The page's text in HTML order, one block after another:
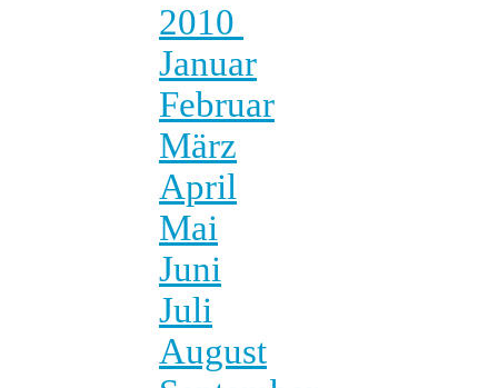
2010
Januar
Februar
März
April
Mai
Juni
Juli
August